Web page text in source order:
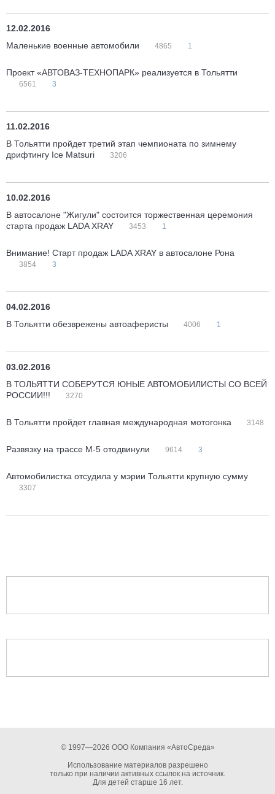
12.02.2016
Маленькие военные автомобили
4865 1
Проект «АВТОВАЗ-ТЕХНОПАРК» реализуется в Тольятти
6561 3
11.02.2016
В Тольятти пройдет третий этап чемпионата по зимнему
дрифтингу Ice Matsuri
3206
10.02.2016
В автосалоне "Жигули" состоится торжественная церемония
старта продаж LADA XRAY
3453 1
Внимание! Старт продаж LADA XRAY в автосалоне Рона
3854 3
04.02.2016
В Тольятти обезврежены автоаферисты
4006 1
03.02.2016
В ТОЛЬЯТТИ СОБЕРУТСЯ ЮНЫЕ АВТОМОБИЛИСТЫ СО ВСЕЙ
РОССИИ!!!
3270
В Тольятти пройдет главная международная мотогонка 3148
Развязку на трассе М-5 отодвинули 9614 3
Автомобилистка отсудила у мэрии Тольятти крупную сумму
3307
© 1997—2026 ООО Компания «АвтоСреда»
Использование материалов разрешено
только при наличии активных ссылок на источник.
Для детей старше 16 лет.